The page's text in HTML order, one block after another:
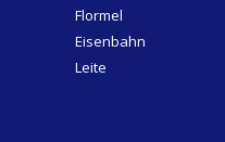
Flormel
Eisenbahn
Leite